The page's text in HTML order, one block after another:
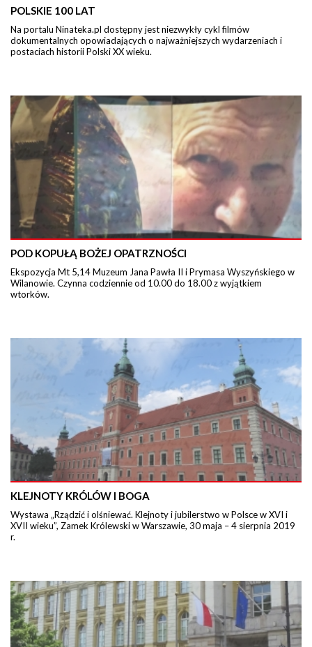
POLSKIE 100 LAT
Na portalu Ninateka.pl dostępny jest niezwykły cykl filmów
dokumentalnych opowiadających o najważniejszych wydarzeniach i
postaciach historii Polski XX wieku.
POD KOPUŁĄ BOŻEJ OPATRZNOŚCI
Ekspozycja Mt 5,14 Muzeum Jana Pawła II i Prymasa Wyszyńskiego w
Wilanowie. Czynna codziennie od 10.00 do 18.00 z wyjątkiem
wtorków.
KLEJNOTY KRÓLÓW I BOGA
Wystawa „Rządzić i olśniewać. Klejnoty i jubilerstwo w Polsce w XVI i
XVII wieku”, Zamek Królewski w Warszawie, 30 maja – 4 sierpnia 2019
r.